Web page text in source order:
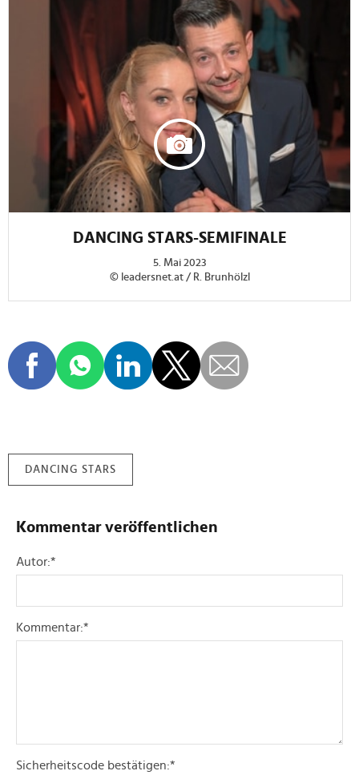
DANCING STARS-SEMIFINALE
5. Mai 2023
© leadersnet.at / R. Brunhölzl
DANCING STARS
Kommentar veröffentlichen
Autor:*
Kommentar:*
Sicherheitscode bestätigen:*